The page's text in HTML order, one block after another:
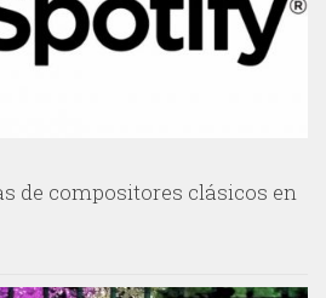
de compositores clásicos en